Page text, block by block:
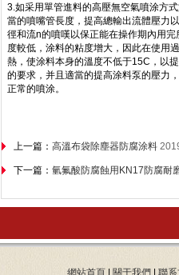
3.如采用單管進料的高壓無空氣噴涂方
當的噴嘴管長度，提高總輸出流體壓力
徑和流n的噴嘆以保正能在操作期內用
度較低，涂料的粘度增大，因此在使用
熱，使涂料本身的溫度不低于15C，以
的要求，并且適當的提高涂料泵的壓力
正常的噴涂。
上一篇：高溫布袋除塵器防腐涂料
下一篇：氫氟酸防腐蝕用KN17防腐耐
網站首頁 | 關于我們 | 聯